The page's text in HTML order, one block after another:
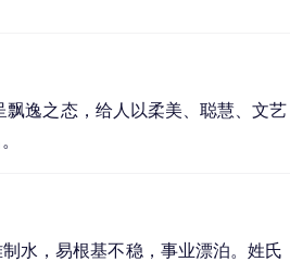
飘逸之态，给人以柔美、聪慧、文艺
水，易根基不稳，事业漂泊。姓氏